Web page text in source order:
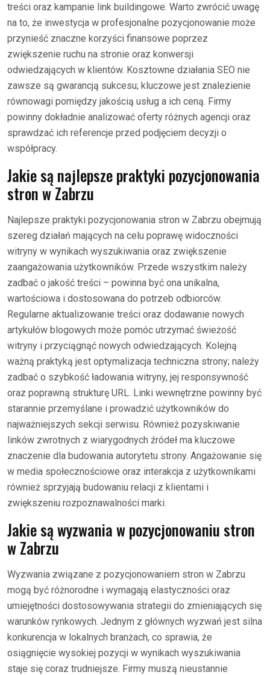
treści oraz kampanie link buildingowe. Warto zwrócić uwagę
na to, że inwestycja w profesjonalne pozycjonowanie może
przynieść znaczne korzyści finansowe poprzez
zwiększenie ruchu na stronie oraz konwersji
odwiedzających w klientów. Kosztowne działania SEO nie
zawsze są gwarancją sukcesu; kluczowe jest znalezienie
równowagi pomiędzy jakością usług a ich ceną. Firmy
powinny dokładnie analizować oferty różnych agencji oraz
sprawdzać ich referencje przed podjęciem decyzji o
współpracy.
Jakie są najlepsze praktyki pozycjonowania
stron w Zabrzu
Najlepsze praktyki pozycjonowania stron w Zabrzu obejmują
szereg działań mających na celu poprawę widoczności
witryny w wynikach wyszukiwania oraz zwiększenie
zaangażowania użytkowników. Przede wszystkim należy
zadbać o jakość treści – powinna być ona unikalna,
wartościowa i dostosowana do potrzeb odbiorców.
Regularne aktualizowanie treści oraz dodawanie nowych
artykułów blogowych może pomóc utrzymać świeżość
witryny i przyciągnąć nowych odwiedzających. Kolejną
ważną praktyką jest optymalizacja techniczna strony; należy
zadbać o szybkość ładowania witryny, jej responsywność
oraz poprawną strukturę URL. Linki wewnętrzne powinny być
starannie przemyślane i prowadzić użytkowników do
najważniejszych sekcji serwisu. Również pozyskiwanie
linków zwrotnych z wiarygodnych źródeł ma kluczowe
znaczenie dla budowania autorytetu strony. Angażowanie się
w media społecznościowe oraz interakcja z użytkownikami
również sprzyjają budowaniu relacji z klientami i
zwiększeniu rozpoznawalności marki.
Jakie są wyzwania w pozycjonowaniu stron
w Zabrzu
Wyzwania związane z pozycjonowaniem stron w Zabrzu
mogą być różnorodne i wymagają elastyczności oraz
umiejętności dostosowywania strategii do zmieniających się
warunków rynkowych. Jednym z głównych wyzwań jest silna
konkurencja w lokalnych branżach, co sprawia, że
osiągnięcie wysokiej pozycji w wynikach wyszukiwania
staje się coraz trudniejsze. Firmy muszą nieustannie